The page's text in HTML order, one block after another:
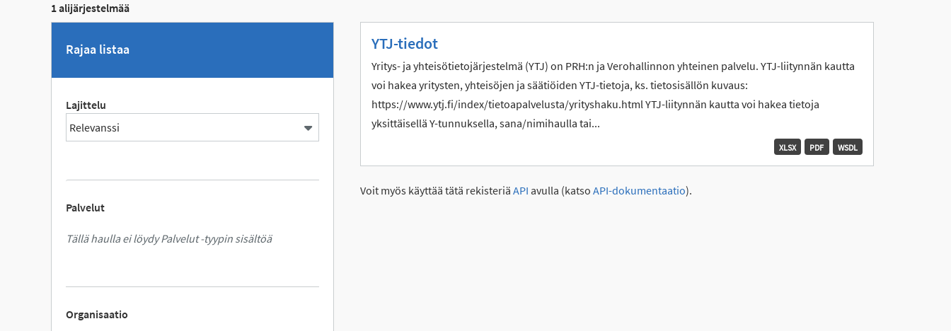
1 alijärjestelmää
Rajaa listaa
Lajittelu
Palvelut
Tällä haulla ei löydy Palvelut -tyypin sisältöä
Organisaatio
YTJ-tiedot
Yritys- ja yhteisötietojärjestelmä (YTJ) on PRH:n ja Verohallinnon yhteinen palvelu. YTJ-liitynnän kautta
voi hakea yritysten, yhteisöjen ja säätiöiden YTJ-tietoja, ks. tietosisällön kuvaus:
https://www.ytj.fi/index/tietoapalvelusta/yrityshaku.html YTJ-liitynnän kautta voi hakea tietoja
yksittäisellä Y-tunnuksella, sana/nimihaulla tai...
WSDL
PDF
XLSX
Voit myös käyttää tätä rekisteriä API avulla (katso API-dokumentaatio).